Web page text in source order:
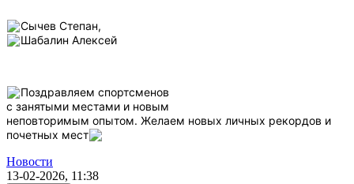
Сычев Степан,
Шабалин Алексей
Поздравляем спортсменов
с занятыми местами и новым
неповторимым опытом. Желаем новых личных рекордов и
почетных мест
Новости
13-02-2026, 11:38